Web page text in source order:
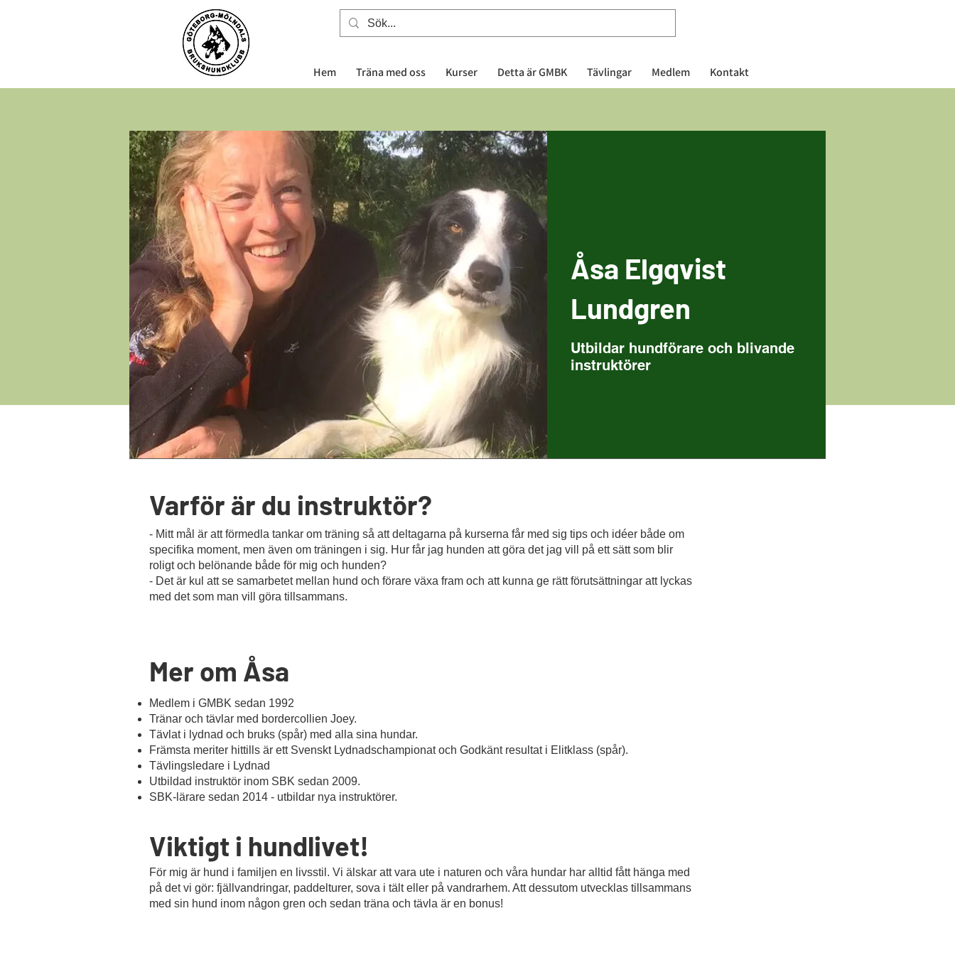
Hem Träna med oss Kurser Detta är GMBK Tävlingar Medlem Kontakt
Åsa Elgqvist
Lundgren
Utbildar hundförare och blivande
instruktörer
Varför är du instruktör?
- Mitt mål är att förmedla tankar om träning så att deltagarna på kurserna får med sig tips och idéer både om
specifika moment, men även om träningen i sig. Hur får jag hunden att göra det jag vill på ett sätt som blir
roligt och belönande både för mig och hunden?
- Det är kul att se samarbetet mellan hund och förare växa fram och att kunna ge rätt förutsättningar att lyckas
med det som man vill göra tillsammans.
Mer om Åsa
Medlem i GMBK sedan 1992
Tränar och tävlar med bordercollien Joey.
Tävlat i lydnad och bruks (spår) med alla sina hundar.
Främsta meriter hittills är ett Svenskt Lydnadschampionat och Godkänt resultat i Elitklass (spår).
Tävlingsledare i Lydnad
Utbildad instruktör inom SBK sedan 2009.
SBK-lärare sedan 2014 - utbildar nya instruktörer.
Viktigt i hundlivet!
För mig är hund i familjen en livsstil. Vi älskar att vara ute i naturen och våra hundar har alltid fått hänga med
på det vi gör: fjällvandringar, paddelturer, sova i tält eller på vandrarhem. Att dessutom utvecklas tillsammans
med sin hund inom någon gren och sedan träna och tävla är en bonus!